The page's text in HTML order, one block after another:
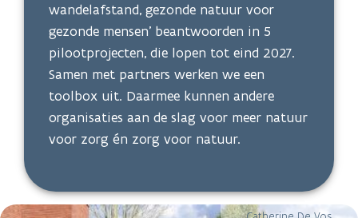
wandelafstand, gezonde natuur voor
gezonde mensen’ beantwoorden in 5
pilootprojecten, die lopen tot eind 2027.
Samen met partners werken we een
toolbox uit. Daarmee kunnen andere
organisaties aan de slag voor meer natuur
voor zorg én zorg voor natuur.